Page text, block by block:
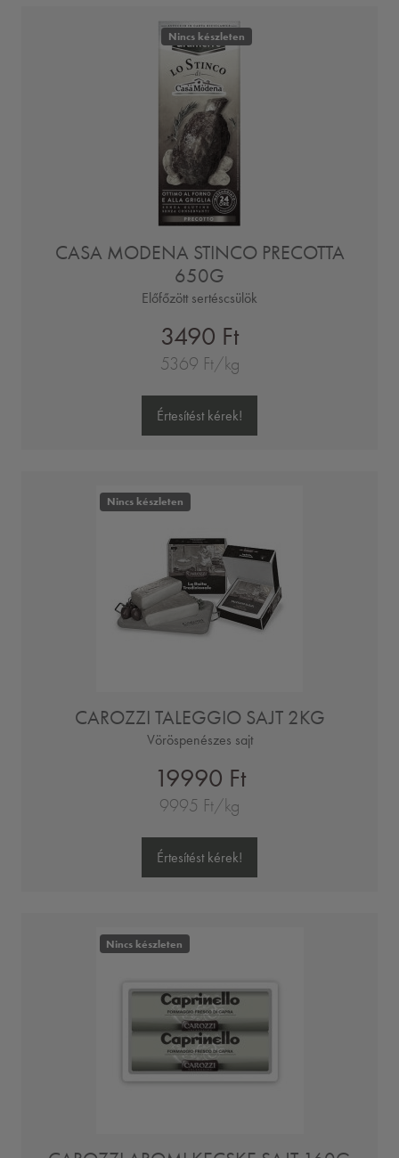
Nincs készleten
CASA MODENA STINCO PRECOTTA
650G
Előfőzött sertéscsülök
3490 Ft
5369 Ft/kg
Értesítést kérek!
Nincs készleten
CAROZZI TALEGGIO SAJT 2KG
Vöröspenészes sajt
19990 Ft
9995 Ft/kg
Értesítést kérek!
Nincs készleten